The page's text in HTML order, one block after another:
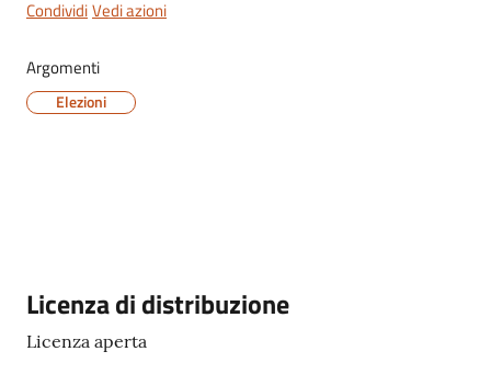
gli
argomenti
CondividiVedi azioni
Argomenti
Elezioni
Descrizione
Licenza di distribuzione
Licenza aperta